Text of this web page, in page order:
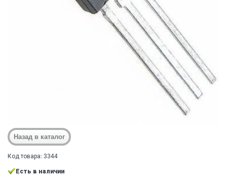
Код товара: 3344
Есть в наличии